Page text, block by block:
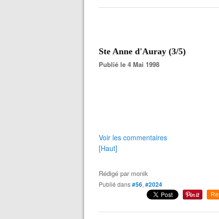
Ste Anne d'Auray (3/5)
Publié le 4 Mai 1998
Voir les commentaires
[Haut]
Rédigé par monik
Publié dans#56, #2024